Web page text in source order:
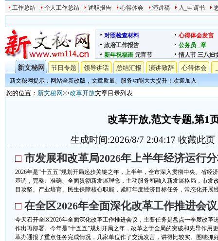
工作总结 个人工作总结 述职报告 心得体会 演讲稿 入_申请书
对照检查材料
心得体会发言
政府工作报告
公务员
_章
新年祝福语 元宵节 情人节 三八妇
新文秘网 节日专题 领导讲话 总结汇报 演讲致辞 心得体会
新文秘网提示：网站全新改版，文章质量、服务功能大大提升！欢迎加入
您的位置： 新文秘网>>改革开放文章目录列表
改革开放,范文专题,第1
生成时间:2026/8/7 2:04:17 收藏此页
□ 市发展和改革局2026年上半年经济运行
2026年是“十五五”规划开局起步关键之年，上半年，全市深入贯彻中央、省经
基调，完整、准确、全面贯彻新发展理念，主动服务和融入新发展格局，市发
目攻坚、产业培育、民生保障核心职能，紧盯年度经济目标任务，常态化开展
□ 在全区2026年全面深化改革工作推进会
今天召开全区2026年全面深化改革工作推进会议，主要任务是盘点一季度改革
作出再部署。今年是“十五五”规划开局之年，改革之于全局的突破和先导作用
革办通报了重点任务完成情况，几家单位作了交流发言，讲得比较实。围绕抓